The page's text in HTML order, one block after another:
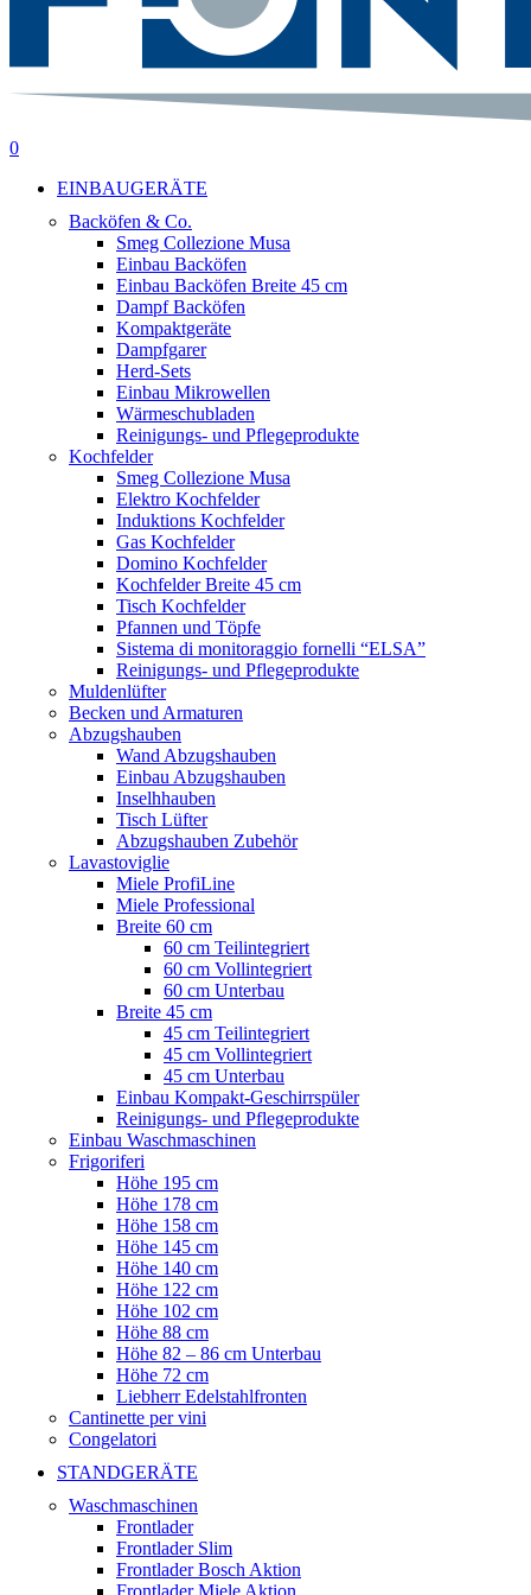
suche
0
EINBAUGERÄTE
Backöfen & Co.
Smeg Collezione Musa
Einbau Backöfen
Einbau Backöfen Breite 45 cm
Dampf Backöfen
Kompaktgeräte
Dampfgarer
Herd-Sets
Einbau Mikrowellen
Wärmeschubladen
Reinigungs- und Pflegeprodukte
Kochfelder
Smeg Collezione Musa
Elektro Kochfelder
Induktions Kochfelder
Gas Kochfelder
Domino Kochfelder
Kochfelder Breite 45 cm
Tisch Kochfelder
Pfannen und Töpfe
Sistema di monitoraggio fornelli “ELSA”
Reinigungs- und Pflegeprodukte
Muldenlüfter
Becken und Armaturen
Abzugshauben
Wand Abzugshauben
Einbau Abzugshauben
Inselhhauben
Tisch Lüfter
Abzugshauben Zubehör
Lavastoviglie
Miele ProfiLine
Miele Professional
Breite 60 cm
60 cm Teilintegriert
60 cm Vollintegriert
60 cm Unterbau
Breite 45 cm
45 cm Teilintegriert
45 cm Vollintegriert
45 cm Unterbau
Einbau Kompakt-Geschirrspüler
Reinigungs- und Pflegeprodukte
Einbau Waschmaschinen
Frigoriferi
Höhe 195 cm
Höhe 178 cm
Höhe 158 cm
Höhe 145 cm
Höhe 140 cm
Höhe 122 cm
Höhe 102 cm
Höhe 88 cm
Höhe 82 – 86 cm Unterbau
Höhe 72 cm
Liebherr Edelstahlfronten
Cantinette per vini
Congelatori
STANDGERÄTE
Waschmaschinen
Frontlader
Frontlader Slim
Frontlader Bosch Aktion
Frontlader Miele Aktion